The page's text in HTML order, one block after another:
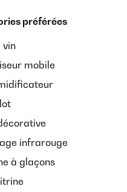
préférées
vin
mobile
infrarouge
à glaçons